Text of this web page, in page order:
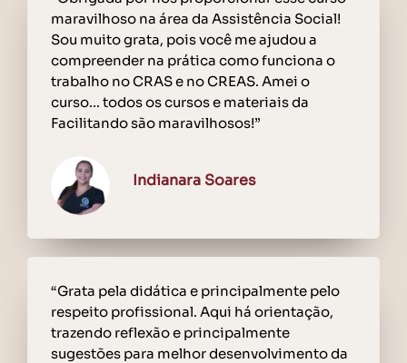
maravilhoso na área da Assistência Social!
Sou muito grata, pois você me ajudou a
compreender na prática como funciona o
trabalho no CRAS e no CREAS. Amei o
curso... todos os cursos e materiais da
Facilitando são maravilhosos!”
Indianara Soares
“Grata pela didática e principalmente pelo
respeito profissional. Aqui há orientação,
trazendo reflexão e principalmente
sugestões para melhor desenvolvimento da